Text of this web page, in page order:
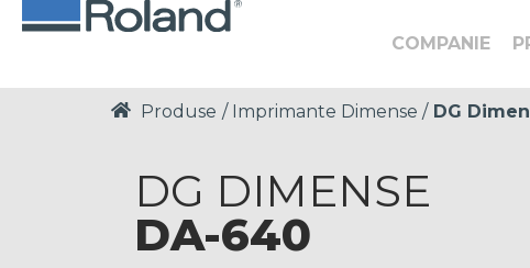
COMPANIE
Produse / Imprimante Dimense / DG
DG DIMENSE
DA-640